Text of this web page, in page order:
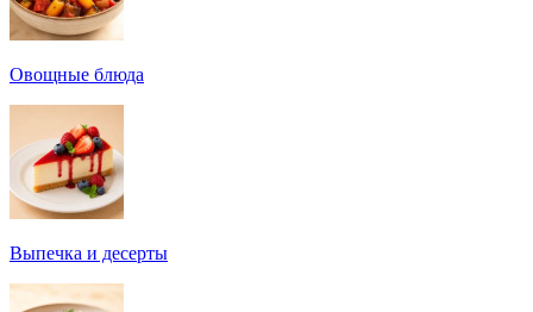
Овощные блюда
Выпечка и десерты